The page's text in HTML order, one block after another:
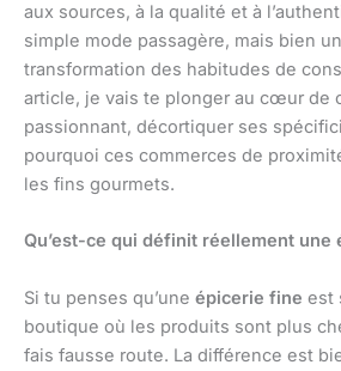
aux sources, à la qualité et à
simple mode passagère, mais bien
transformation des habitudes de
article, je vais te plonger au cœur de
passionnant, décortiquer ses
pourquoi ces commerces de
les fins gourmets.
Qu’est-ce qui définit réellement une
Si tu penses qu’une épicerie fine est
boutique où les produits sont plus
fais fausse route. La différence est